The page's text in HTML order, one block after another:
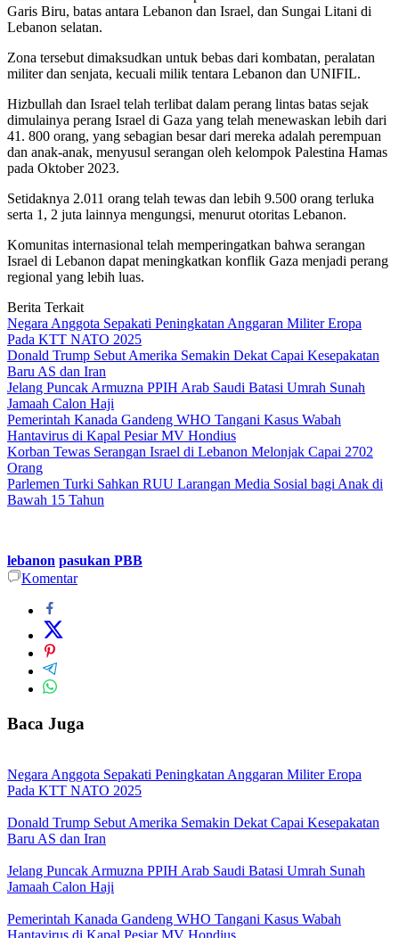
Garis Biru, batas antara Lebanon dan Israel, dan Sungai Litani di
Lebanon selatan.
Zona tersebut dimaksudkan untuk bebas dari kombatan, peralatan
militer dan senjata, kecuali milik tentara Lebanon dan UNIFIL.
Hizbullah dan Israel telah terlibat dalam perang lintas batas sejak
dimulainya perang Israel di Gaza yang telah menewaskan lebih dari
41. 800 orang, yang sebagian besar dari mereka adalah perempuan
dan anak-anak, menyusul serangan oleh kelompok Palestina Hamas
pada Oktober 2023.
Setidaknya 2.011 orang telah tewas dan lebih 9.500 orang terluka
serta 1, 2 juta lainnya mengungsi, menurut otoritas Lebanon.
Komunitas internasional telah memperingatkan bahwa serangan
Israel di Lebanon dapat meningkatkan konflik Gaza menjadi perang
regional yang lebih luas.
Berita Terkait
Negara Anggota Sepakati Peningkatan Anggaran Militer Eropa
Pada KTT NATO 2025
Donald Trump Sebut Amerika Semakin Dekat Capai Kesepakatan
Baru AS dan Iran
Jelang Puncak Armuzna PPIH Arab Saudi Batasi Umrah Sunah
Jamaah Calon Haji
Pemerintah Kanada Gandeng WHO Tangani Kasus Wabah
Hantavirus di Kapal Pesiar MV Hondius
Korban Tewas Serangan Israel di Lebanon Melonjak Capai 2702
Orang
Parlemen Turki Sahkan RUU Larangan Media Sosial bagi Anak di
Bawah 15 Tahun
lebanon pasukan PBB
Komentar
Baca Juga
Negara Anggota Sepakati Peningkatan Anggaran Militer Eropa
Pada KTT NATO 2025
Donald Trump Sebut Amerika Semakin Dekat Capai Kesepakatan
Baru AS dan Iran
Jelang Puncak Armuzna PPIH Arab Saudi Batasi Umrah Sunah
Jamaah Calon Haji
Pemerintah Kanada Gandeng WHO Tangani Kasus Wabah
Hantavirus di Kapal Pesiar MV Hondius